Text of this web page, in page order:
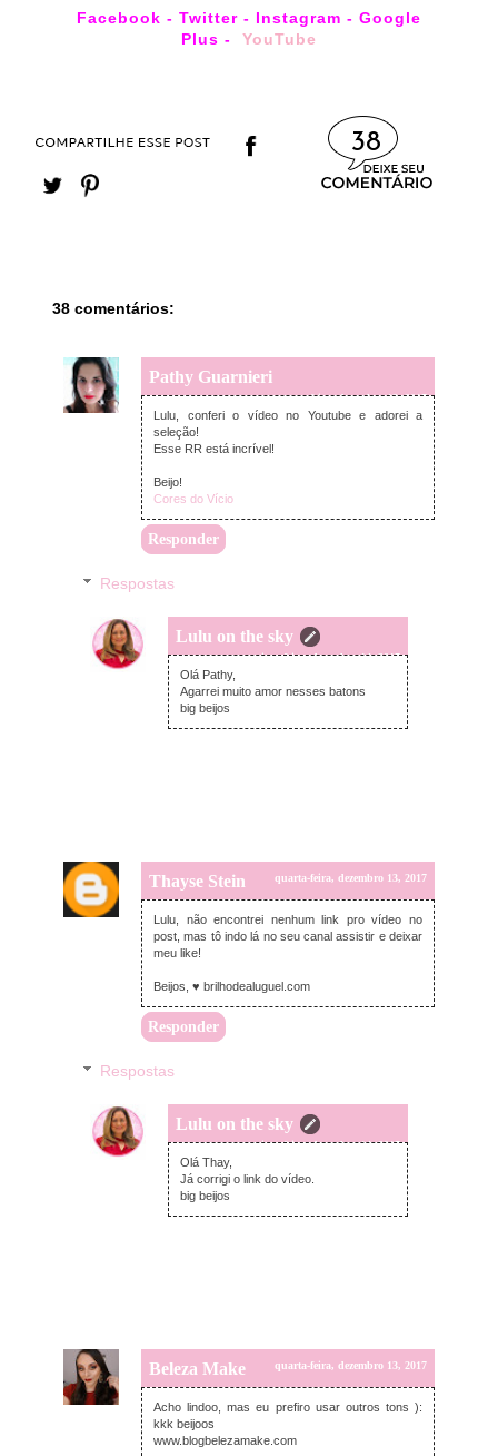
Facebook - Twitter - Instagram - Google
Plus - YouTube
38
38 comentários:
Pathy Guarnieri
quarta-feira, dezembro 13, 2017
Lulu, conferi o vídeo no Youtube e adorei a
seleção!
Esse RR está incrível!
Beijo!
Cores do Vício
Responder
Respostas
Lulu on the sky
quinta-feira, dezembro 14, 2017
Olá Pathy,
Agarrei muito amor nesses batons
big beijos
Thayse Stein quarta-feira, dezembro 13, 2017
Lulu, não encontrei nenhum link pro vídeo no
post, mas tô indo lá no seu canal assistir e deixar
meu like!
Beijos, ♥ brilhodealuguel.com
Responder
Respostas
Lulu on the sky
quinta-feira, dezembro 14, 2017
Olá Thay,
Já corrigi o link do vídeo.
big beijos
Beleza Make quarta-feira, dezembro 13, 2017
Acho lindoo, mas eu prefiro usar outros tons ):
kkk beijoos
www.blogbelezamake.com